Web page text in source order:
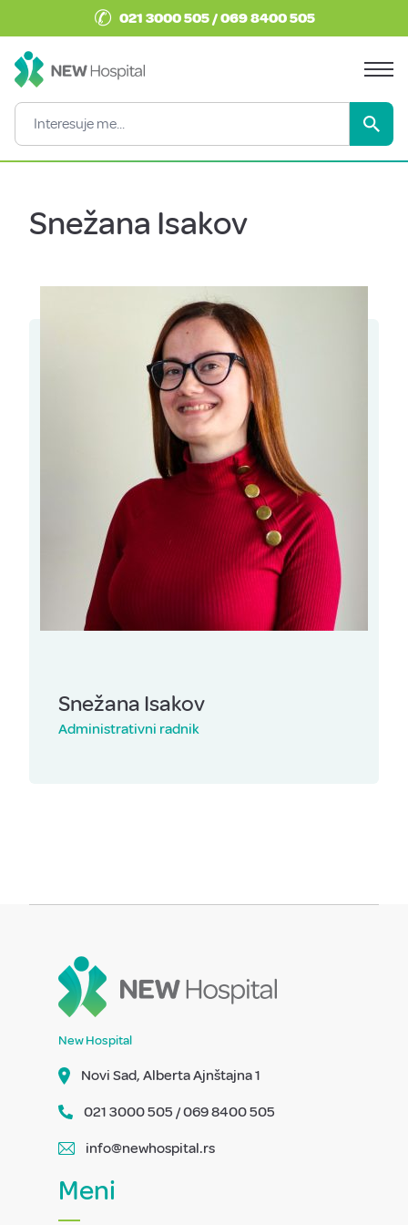
✆ 021 3000 505 / 069 8400 505
Snežana Isakov
Snežana Isakov
Administrativni radnik
New Hospital
Novi Sad, Alberta Ajnštajna 1
021 3000 505 / 069 8400 505
info@newhospital.rs
Meni